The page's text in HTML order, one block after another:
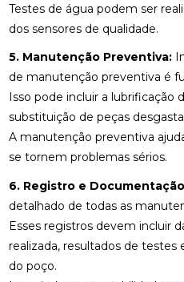
Testes de água podem ser
dos sensores de qualidade.
5. Manutenção Preventiva:
de manutenção preventiva é
Isso pode incluir a lubrificação
substituição de peças
A manutenção preventiva
se tornem problemas sérios.
6. Registro e
detalhado de todas as
Esses registros devem incluir
realizada, resultados de testes
do poço.